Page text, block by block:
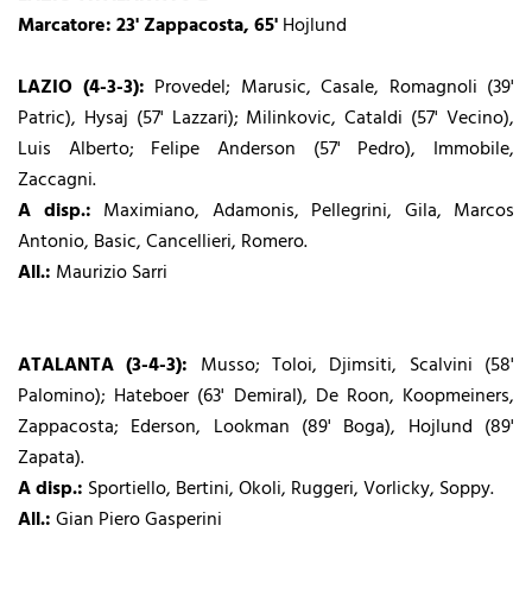
Marcatore: 23' Zappacosta, 65'Hojlund
LAZIO (4-3-3): Provedel; Marusic, Casale, Romagnoli (39'
Patric), Hysaj (57' Lazzari); Milinkovic, Cataldi (57' Vecino),
Luis Alberto; Felipe Anderson (57' Pedro), Immobile,
Zaccagni.
A disp.: Maximiano, Adamonis, Pellegrini, Gila, Marcos
Antonio, Basic, Cancellieri, Romero.
All.: Maurizio Sarri
ATALANTA (3-4-3): Musso; Toloi, Djimsiti, Scalvini (58'
Palomino); Hateboer (63' Demiral), De Roon, Koopmeiners,
Zappacosta; Ederson, Lookman (89' Boga), Hojlund (89'
Zapata).
A disp.: Sportiello, Bertini, Okoli, Ruggeri, Vorlicky, Soppy.
All.:Gian Piero Gasperini